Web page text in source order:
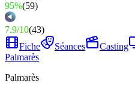
95%(59)
7.9/10(43)
Fiche
Séances Casting
Palmarès
Palmarès